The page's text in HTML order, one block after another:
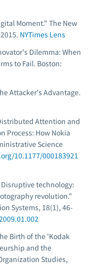
Moment." The New
NYTimes Lens
Dilemma: When
to Fail. Boston:
Attacker's Advantage.
Attention and
Process: How Nokia
Science
10.1177/000183921
technology:
revolution."
Systems, 18(1), 46-
Birth of the 'Kodak
and the
Studies,